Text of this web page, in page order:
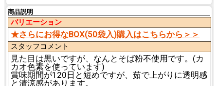
商品説明
バリエーション
★さらにお得なBOX(50袋入)購入はこちらから＞＞
スタッフコメント
見た目は黒いですが、なんとそば粉不使用です。(カ
カオ色素を使っています)
賞味期間が120日と短めですが、茹で上がりに透明感
と清涼感があります。